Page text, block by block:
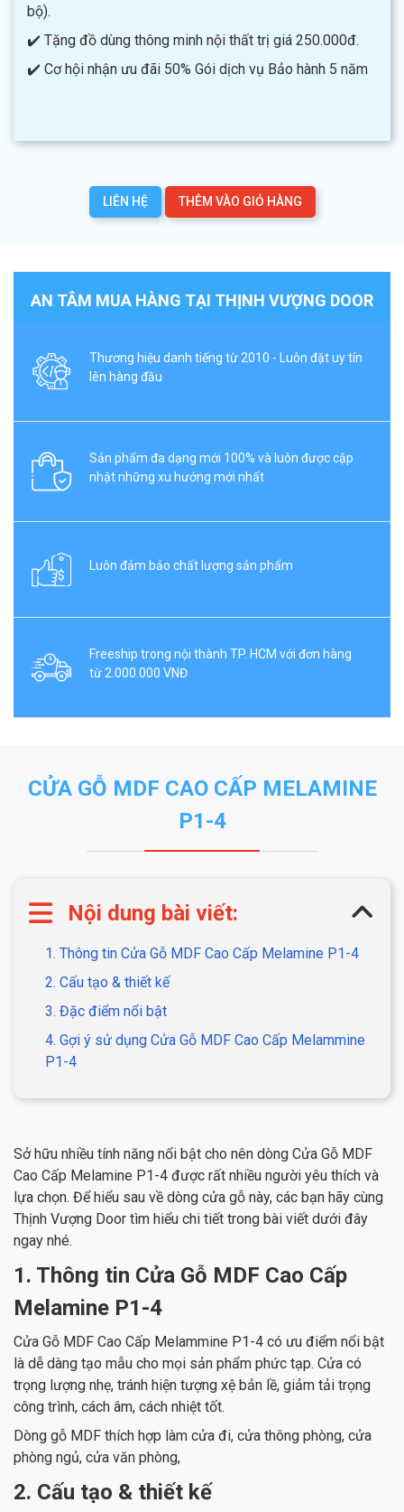
bộ).
✔️ Tặng đồ dùng thông minh nội thất trị giá 250.000đ.
✔️ Cơ hội nhận ưu đãi 50% Gói dịch vụ Bảo hành 5 năm
LIÊN HỆ THÊM VÀO GIỎ HÀNG
AN TÂM MUA HÀNG TẠI THỊNH VƯỢNG DOOR
Thương hiệu danh tiếng từ 2010 - Luôn đặt uy tín
lên hàng đầu
Sản phẩm đa dạng mới 100% và luôn được cập
nhật những xu hướng mới nhất
Luôn đảm bảo chất lượng sản phẩm
Freeship trong nội thành TP. HCM với đơn hàng
từ 2.000.000 VNĐ
CỬA GỖ MDF CAO CẤP MELAMINE
P1-4
Nội dung bài viết:
1. Thông tin Cửa Gỗ MDF Cao Cấp Melamine P1-4
2. Cấu tạo & thiết kế
3. Đặc điểm nổi bật
4. Gợi ý sử dụng Cửa Gỗ MDF Cao Cấp Melammine
P1-4
Sở hữu nhiều tính năng nổi bật cho nên dòng Cửa Gỗ MDF
Cao Cấp Melamine P1-4 được rất nhiều người yêu thích và
lựa chọn. Để hiểu sau về dòng cửa gỗ này, các bạn hãy cùng
Thịnh Vượng Door tìm hiểu chi tiết trong bài viết dưới đây
ngay nhé.
1. Thông tin Cửa Gỗ MDF Cao Cấp
Melamine P1-4
Cửa Gỗ MDF Cao Cấp Melammine P1-4 có ưu điểm nổi bật
là dễ dàng tạo mẫu cho mọi sản phẩm phức tạp. Cửa có
trọng lượng nhẹ, tránh hiện tượng xệ bản lề, giảm tải trọng
công trình, cách âm, cách nhiệt tốt.
Dòng gỗ MDF thích hợp làm cửa đi, cửa thông phòng, cửa
phòng ngủ, cửa văn phòng,
2. Cấu tạo & thiết kế